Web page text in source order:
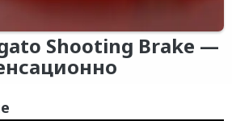
Shooting Brake —